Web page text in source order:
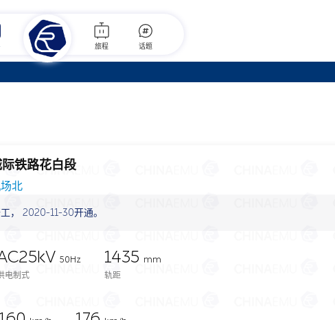
旅程 话题
铁路花白段
北
， 2020-11-30开通。
50Hz
电制式
1435 mm
轨距